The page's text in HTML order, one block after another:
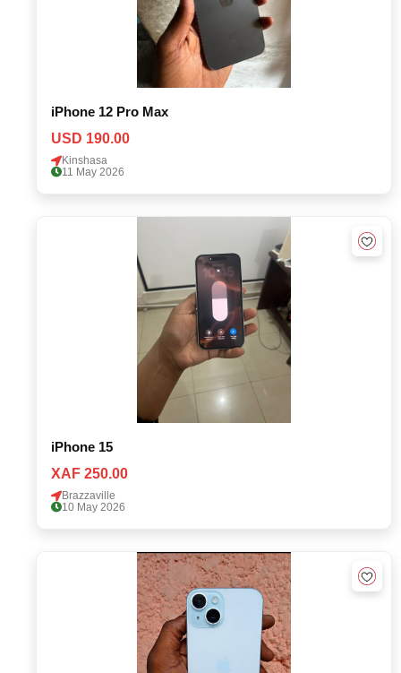
iPhone 12 Pro Max
USD 190.00
Kinshasa
11 May 2026
iPhone 15
XAF 250.00
Brazzaville
10 May 2026